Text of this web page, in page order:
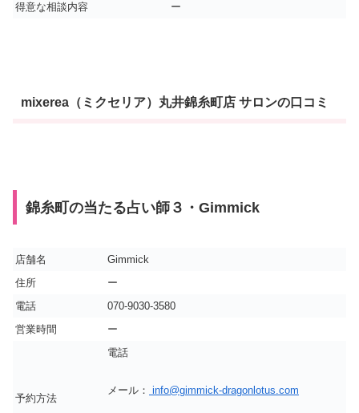
得意な相談内容
ー
mixerea（ミクセリア）丸井錦糸町店 サロンの口コミ
錦糸町の当たる占い師３・Gimmick
店舗名
Gimmick
住所
ー
電話
070-9030-3580
営業時間
ー
予約方法
電話
メール： info@gimmick-dragonlotus.com